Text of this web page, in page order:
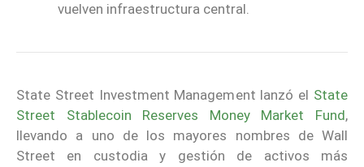
vuelven infraestructura central.
State Street Investment Management lanzó el State
Street Stablecoin Reserves Money Market Fund,
llevando a uno de los mayores nombres de Wall
Street en custodia y gestión de activos más